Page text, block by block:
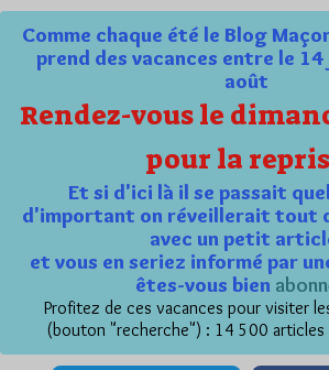
Comme chaque été le Blog
prend des vacances entre le
août
Rendez-vous le
pour la
Et si d'ici là il se passait
d'important on réveillerait tout
avec un petit
et vous en seriez informé par
êtes-vous bien
Profitez de ces vacances pour visiter
(bouton "recherche") : 14 500